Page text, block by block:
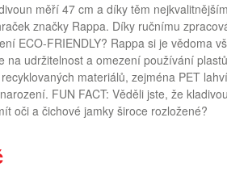
měří 47 cm a díky těm
značky Rappa. Díky ručnímu
ECO-FRIENDLY? Rappa si je vědoma
na udržitelnost a omezení používání
materiálů, zejména PET
FUN FACT: Věděli jste, že
oči a čichové jamky široce rozložené?